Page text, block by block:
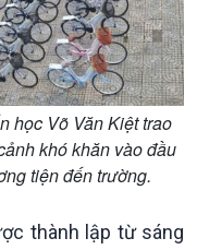
nghiệp & Biển đảo
nghiệp & Biển
vàng
đảo Việt Nam
tình biên giới và hải
học Võ Văn Kiệt trao
khó khăn vào đầu
tiện đến trường.
thành lập từ sáng